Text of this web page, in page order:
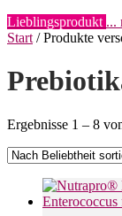
Lieblingsprodukt ...
Start / Produkte
Ergebnisse 1 – 8